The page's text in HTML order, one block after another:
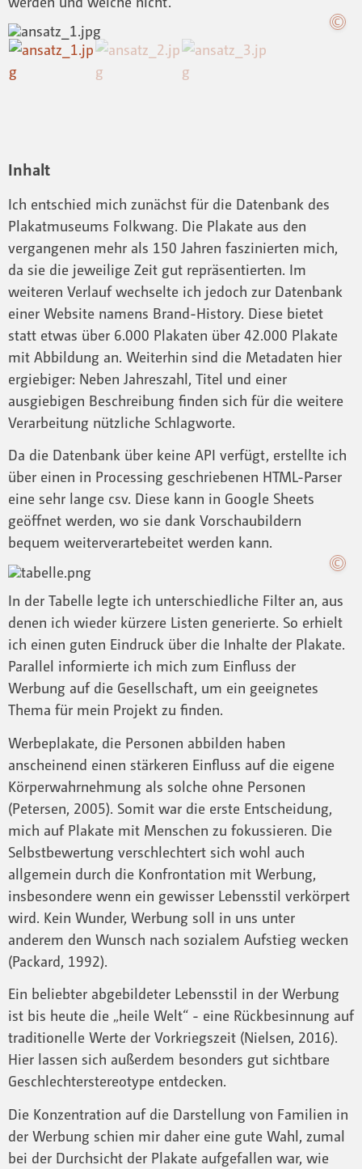
Inhalt
Ich entschied mich zunächst für die Datenbank des
Plakatmuseums Folkwang. Die Plakate aus den
vergangenen mehr als 150 Jahren faszinierten mich,
da sie die jeweilige Zeit gut repräsentierten. Im
weiteren Verlauf wechselte ich jedoch zur Datenbank
einer Website namens Brand-History. Diese bietet
statt etwas über 6.000 Plakaten über 42.000 Plakate
mit Abbildung an. Weiterhin sind die Metadaten hier
ergiebiger: Neben Jahreszahl, Titel und einer
ausgiebigen Beschreibung finden sich für die weitere
Verarbeitung nützliche Schlagworte.
Da die Datenbank über keine API verfügt, erstellte ich
über einen in Processing geschriebenen HTML-Parser
eine sehr lange csv. Diese kann in Google Sheets
geöffnet werden, wo sie dank Vorschaubildern
bequem weiterverartebeitet werden kann.
In der Tabelle legte ich unterschiedliche Filter an, aus
denen ich wieder kürzere Listen generierte. So erhielt
ich einen guten Eindruck über die Inhalte der Plakate.
Parallel informierte ich mich zum Einfluss der
Werbung auf die Gesellschaft, um ein geeignetes
Thema für mein Projekt zu finden.
Werbeplakate, die Personen abbilden haben
anscheinend einen stärkeren Einfluss auf die eigene
Körperwahrnehmung als solche ohne Personen
(Petersen, 2005). Somit war die erste Entscheidung,
mich auf Plakate mit Menschen zu fokussieren. Die
Selbstbewertung verschlechtert sich wohl auch
allgemein durch die Konfrontation mit Werbung,
insbesondere wenn ein gewisser Lebensstil verkörpert
wird. Kein Wunder, Werbung soll in uns unter
anderem den Wunsch nach sozialem Aufstieg wecken
(Packard, 1992).
Ein beliebter abgebildeter Lebensstil in der Werbung
ist bis heute die „heile Welt“ - eine Rückbesinnung auf
traditionelle Werte der Vorkriegszeit (Nielsen, 2016).
Hier lassen sich außerdem besonders gut sichtbare
Geschlechterstereotype entdecken.
Die Konzentration auf die Darstellung von Familien in
der Werbung schien mir daher eine gute Wahl, zumal
bei der Durchsicht der Plakate aufgefallen war, wie